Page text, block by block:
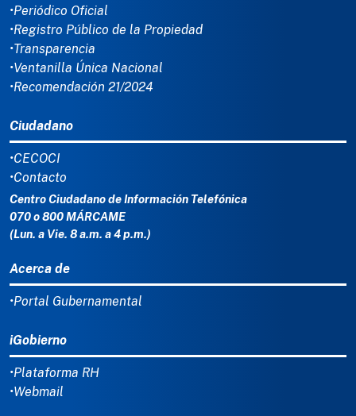
•Periódico Oficial
•Registro Público de la Propiedad
•Transparencia
•Ventanilla Única Nacional
•Recomendación 21/2024
Ciudadano
•CECOCI
•Contacto
Centro Ciudadano de Información Telefónica
070 o 800 MÁRCAME
(Lun. a Vie. 8 a.m. a 4 p.m.)
Acerca de
•Portal Gubernamental
iGobierno
•Plataforma RH
•Webmail